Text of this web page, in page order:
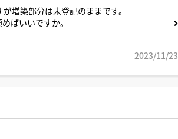
増築部分は未登記のままです。
ばいいですか。
2023/11/23